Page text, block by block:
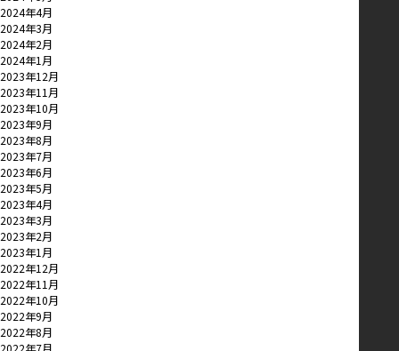
2024年4月
2024年3月
2024年2月
2024年1月
2023年12月
2023年11月
2023年10月
2023年9月
2023年8月
2023年7月
2023年6月
2023年5月
2023年4月
2023年3月
2023年2月
2023年1月
2022年12月
2022年11月
2022年10月
2022年9月
2022年8月
2022年7月